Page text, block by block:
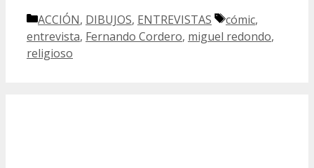
Categorías
ACCIÓN, DIBUJOS, ENTREVISTAS Etiquetas
cómic,
entrevista, Fernando Cordero, miguel redondo,
religioso